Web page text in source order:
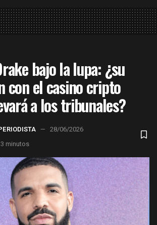
bajo la lupa: ¿su
con el casino cripto
a los tribunales?
28/06/2026
minutos